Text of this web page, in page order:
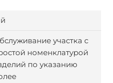
участка с
номенклатурой
по указанию